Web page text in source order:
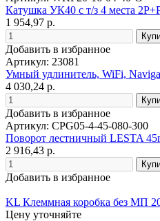
Катушка УК40 с т/з 4 места
1 954,97 р.
Добавить в избранное
Артикул: 23081
Умный удлинитель, WiFi,
4 030,24 р.
Добавить в избранное
Артикул: CPG05-4-45-080-300
Поворот лестничный LESTA
2 916,43 р.
Добавить в избранное
KL Клеммная коробка без МП
Цену уточняйте